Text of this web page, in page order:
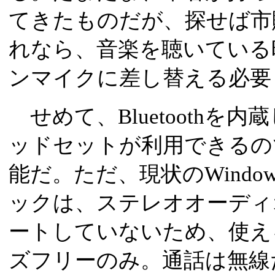
てきたものだが、探せば
れなら、音楽を聴いてい
ンマイクに差し替える必
せめて、Bluetoothを内
ッドセットが利用できる
能だ。ただ、現状の
ックは、ステレオオーデ
ートしていないため、使
ズフリーのみ。通話は無